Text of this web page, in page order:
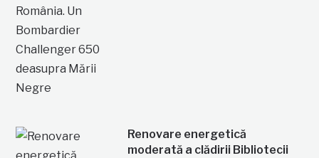
Renovare energetică
moderată a clădirii Bibliotecii